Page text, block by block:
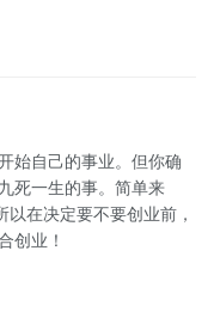
始自己的事业。但你确
死一生的事。简单来
在决定要不要创业前，
创业！